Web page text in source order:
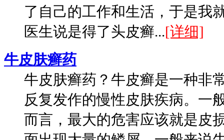
了自己的工作和生活，于是我
医生说是得了头皮癣...[详细]
牛皮肤癣药
牛皮肤癣药？牛皮癣是一种非
反复发作的慢性皮肤疾病。一
而言，最大的危害应该就是皮